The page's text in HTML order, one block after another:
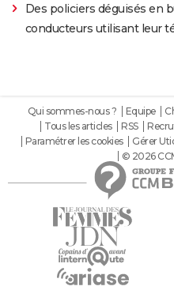
Des policiers déguisés en
conducteurs utilisant leur
Qui sommes-nous ? Equipe
Tous les articles
RSS
Paramétrer les cookies
Gérer
© 2026